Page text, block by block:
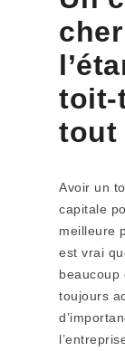
toit-
tout
Avoir un
capitale
meilleure
est vrai
beaucoup
toujours